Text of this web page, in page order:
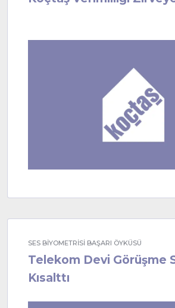
SES BİYOMETRİSİ BAŞARI ÖYKÜSÜ
Telekom Devi Görüşme
Kısalttı